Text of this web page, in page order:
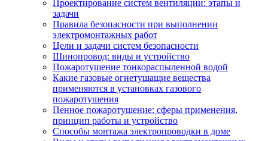
Проектирование систем вентиляции: этапы и
задачи
Правила безопасности при выполнении
электромонтажных работ
Цели и задачи систем безопасности
Шинопровод: виды и устройство
Пожаротушение тонкораспыленной водой
Какие газовые огнетушащие вещества
применяются в установках газового
пожаротушения
Пенное пожаротушение: сферы применения,
принцип работы и устройство
Способы монтажа электропроводки в доме